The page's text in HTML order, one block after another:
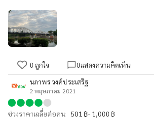
0 ถูกใจ 0แสดงความคิดเห็น
นภาพร วงค์ประเสริฐ
2 พฤษภาคม 2021
ช่วงราคาเฉลี่ยต่อคน: 501 ฿- 1,000 ฿